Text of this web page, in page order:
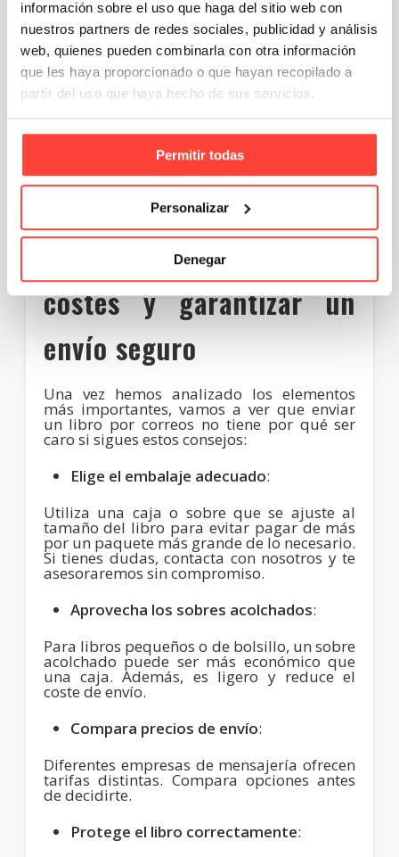
información sobre el uso que haga del sitio web con
nuestros partners de redes sociales, publicidad y análisis
web, quienes pueden combinarla con otra información
que les haya proporcionado o que hayan recopilado a
partir del uso que haya hecho de sus servicios.
Permitir todas
Personalizar
Denegar
Si decides contratar un seguro o un servicio
de seguimiento, el coste adicional podría
ser de entre 2€ y 5€.
5. Coste total aproximado
Aunque puede variar enormemente, si
total de enviar un libro por correos puede
oscilarentre 5€ y 15€ para un envío
nacional, y aumentando hasta los12€ –
para un envío internacional.
Consejos para reducir
costes y garantizar un
envío seguro
Una vez hemos analizado los elementos
más importantes, vamos a ver que enviar
un libro por correos no tiene por qué ser
caro si sigues estos consejos:
Elige el embalaje adecuado:
Utiliza una caja o sobre que se ajuste al
tamaño del libro para evitar pagar de más
por un paquete más grande de lo necesario.
Si tienes dudas, contacta con nosotros y te
asesoraremos sin compromiso.
Aprovecha los sobres acolchados:
Para libros pequeños o de bolsillo, un sobre
acolchado puede ser más económico que
una caja. Además, es ligero y reduce el
coste de envío.
Compara precios de envío:
Diferentes empresas de mensajería ofrecen
tarifas distintas. Compara opciones antes
de decidirte.
Protege el libro correctamente: